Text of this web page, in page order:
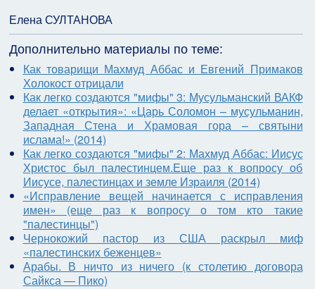
Елена СУЛТАНОВА
Дополнительно материалы по теме:
Как товарищи Махмуд Аббас и Евгений Примаков
Холокост отрицали
Как легко создаются "мифы" 3: Мусульманский ВАКФ
делает «открытия»: «Царь Соломон – мусульманин,
Западная Стена и Храмовая гора – святыни
ислама!» (2014)
Как легко создаются "мифы" 2: Махмуд Аббас: Иисус
Христос был палестинцем.Еще раз к вопросу об
Иисусе, палестинцах и земле Израиля (2014)
«Исправление вещей начинается с исправления
имен» (еще раз к вопросу о том кто такие
"палестинцы")
Чернокожий пастор из США раскрыл миф
«палестинских беженцев»
Арабы. В ничто из ничего (к столетию договора
Сайкса — Пико)